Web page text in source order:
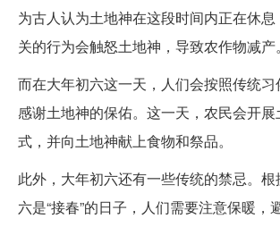
为古人认为土地神在这段时间内正在休
关的行为会触怒土地神，导致农作物减产。
而在大年初六这一天，人们会按照传统习
感谢土地神的保佑。这一天，农民会开
式，并向土地神献上食物和祭品。
此外，大年初六还有一些传统的禁忌。
六是“接春”的日子，人们需要注意保暖，